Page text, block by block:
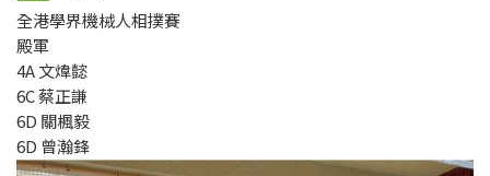
全港學界機械人相撲賽
殿軍
4A 文煒懿
6C 蔡正謙
6D 關楓毅
6D 曾瀚鋒